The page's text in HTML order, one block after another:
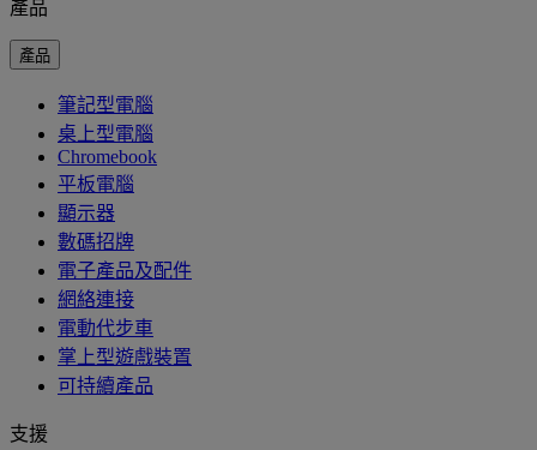
產品
產品
筆記型電腦
桌上型電腦
Chromebook
平板電腦
顯示器
數碼招牌
電子產品及配件
網絡連接
電動代步車
掌上型遊戲裝置
可持續產品
支援